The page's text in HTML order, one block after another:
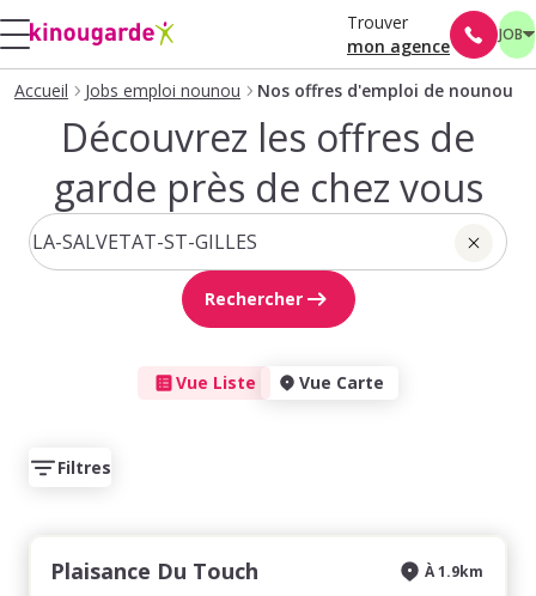
Trouver
mon agence
JOB
Accueil Jobs emploi nounou Nos offres d'emploi de nounou
Découvrez les offres de
garde près de chez vous
Rechercher
Vue Liste Vue Carte
Filtres
Plaisance Du Touch
À 1.9km